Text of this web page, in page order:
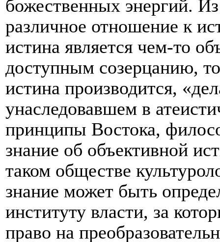
божественных энергий.
различное отношение к
истина является чем-то
доступным созерцанию,
истина производится,
унаследовавшем в
принципы Востока,
знание об объективной
таком обществе
знание может быть
институту власти, за
право на